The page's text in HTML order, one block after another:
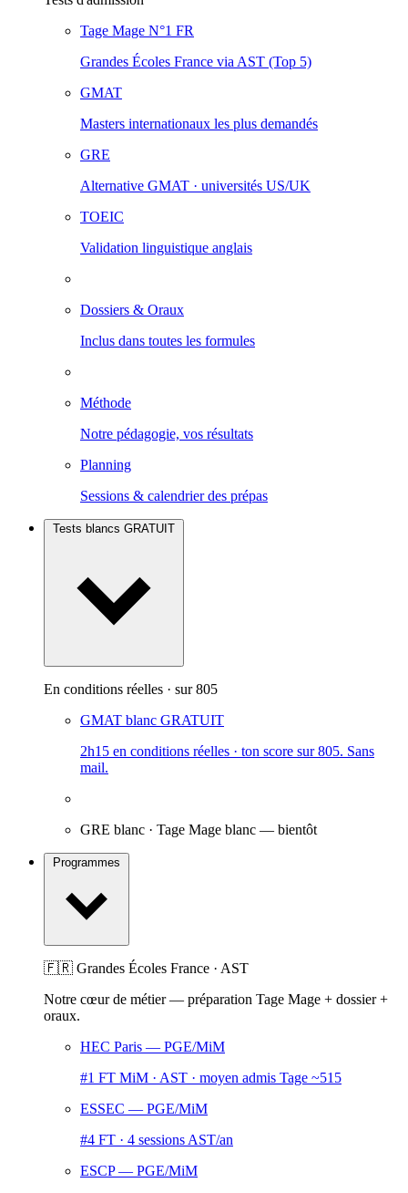
Tage Mage N°1 FR
Grandes Écoles France via AST (Top 5)
GMAT
Masters internationaux les plus demandés
GRE
Alternative GMAT · universités US/UK
TOEIC
Validation linguistique anglais
Dossiers & Oraux
Inclus dans toutes les formules
Méthode
Notre pédagogie, vos résultats
Planning
Sessions & calendrier des prépas
Tests blancs GRATUIT
En conditions réelles · sur 805
GMAT blanc GRATUIT
2h15 en conditions réelles · ton score sur 805. Sans
mail.
GRE blanc · Tage Mage blanc — bientôt
🇫🇷 Grandes Écoles France · AST
Notre cœur de métier — préparation Tage Mage + dossier +
oraux.
HEC Paris — PGE/MiM
#1 FT MiM · AST · moyen admis Tage ~515
ESSEC — PGE/MiM
#4 FT · 4 sessions AST/an
ESCP— PGE/MiM